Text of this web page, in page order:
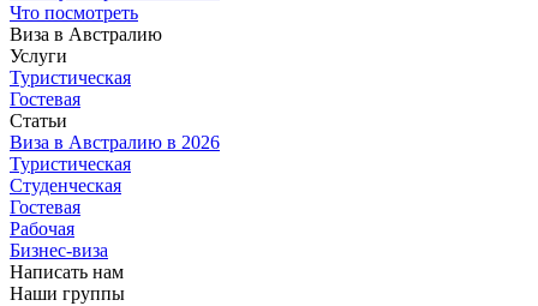
Что посмотреть
Виза в Австралию
Услуги
Туристическая
Гостевая
Статьи
Виза в Австралию в 2026
Туристическая
Студенческая
Гостевая
Рабочая
Бизнес-виза
Написать нам
Наши группы